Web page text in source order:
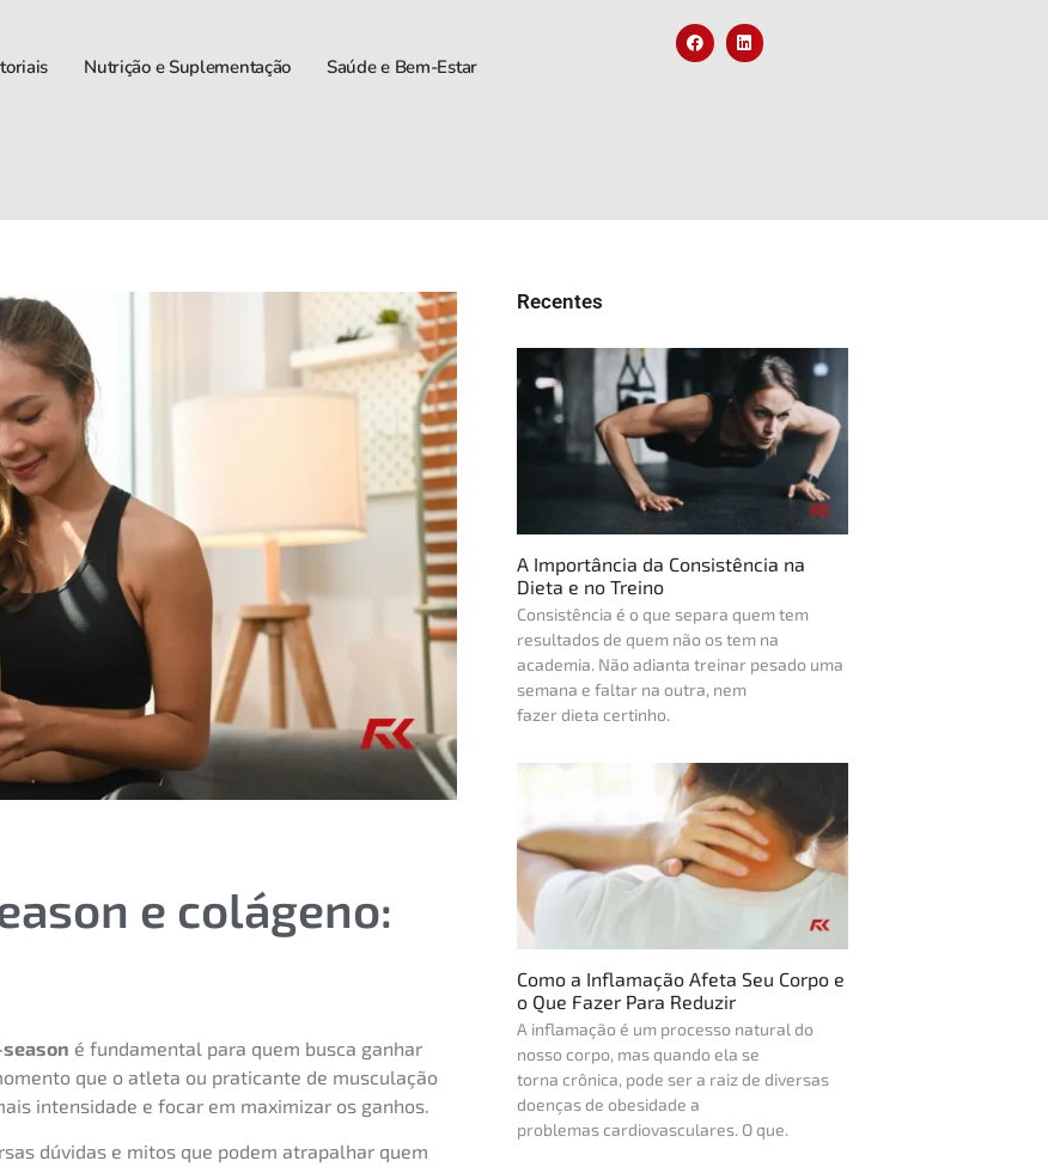
Nutrição e Suplementação Saúde e Bem-Estar
e colágeno:
é fundamental para quem busca ganhar
que o atleta ou praticante de musculação
intensidade e focar em maximizar os ganhos.
dúvidas e mitos que podem atrapalhar quem
Recentes
A Importância da Consistência na
Dieta e no Treino
Consistência é o que separa quem tem
resultados de quem não os tem na
academia. Não adianta treinar pesado uma
semana e faltar na outra, nem
fazer dieta certinho.
Como a Inflamação Afeta Seu Corpo e
o Que Fazer Para Reduzir
A inflamação é um processo natural do
nosso corpo, mas quando ela se
torna crônica, pode ser a raiz de diversas
doenças de obesidade a
problemas cardiovasculares. O que.